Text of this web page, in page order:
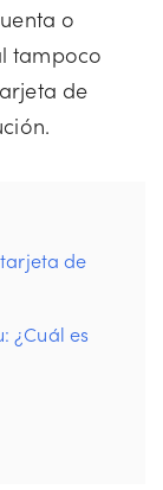
o
tampoco
de
de
¿Cuál es